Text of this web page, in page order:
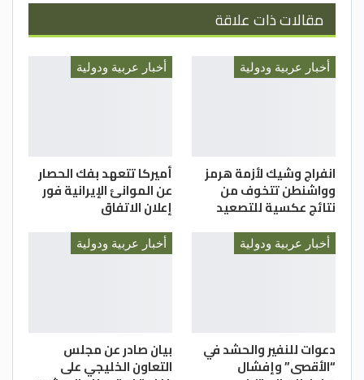
وحذر الرئيس الأميركي دونالد ترامب من أن
الولايات المتحدة ستضرب محطات الطاقة
الإيرانية المختلفة، بدءا من الأكبر، إذا لم تفتح
إيران مضيق هرمز بالكامل خلال 48 ساعة من
عاجلا.
وكالات
مقالات ذات علاقة
أخبار عربية ودولية
انفراج وشيك لأزمة هرمز
وواشنطن تتخوف من
نتائج عكسية للتصعيد
أخبار عربية ودولية
أميركا تتعهد بفك الحصار
عن الموانئ الإيرانية فور
إعلان الاتفاق
أخبار عربية ودولية
دعوات للنفير والحشد في
“الأقصى” وإفشال
أخبار عربية ودولية
بيان صادر عن مجلس
التعاون الخليجي على